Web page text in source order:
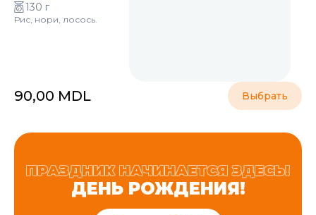
130 г
Рис, нори, лосось.
90,00 MDL Выбрать
ПРАЗДНИК НАЧИНАЕТСЯ ЗДЕСЬ!
ДЕНЬ РОЖДЕНИЯ!